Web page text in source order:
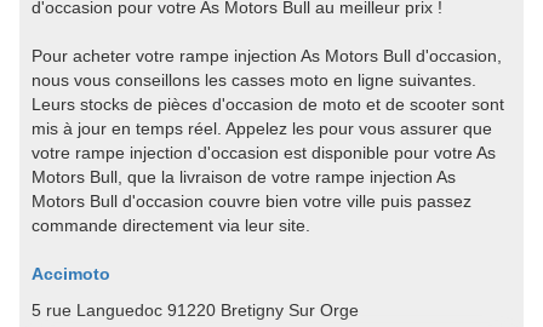
d'occasion pour votre As Motors Bull au meilleur prix !
Pour acheter votre rampe injection As Motors Bull d'occasion,
nous vous conseillons les casses moto en ligne suivantes.
Leurs stocks de pièces d'occasion de moto et de scooter sont
mis à jour en temps réel. Appelez les pour vous assurer que
votre rampe injection d'occasion est disponible pour votre As
Motors Bull, que la livraison de votre rampe injection As
Motors Bull d'occasion couvre bien votre ville puis passez
commande directement via leur site.
Accimoto
5 rue Languedoc 91220 Bretigny Sur Orge